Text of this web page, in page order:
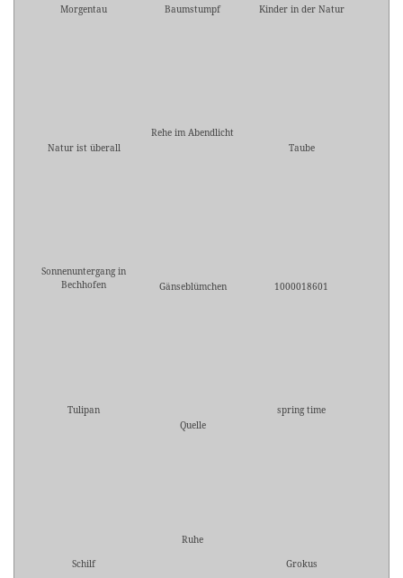
Morgentau Baumstumpf Kinder in der Natur
Natur ist überall
Rehe im Abendlicht
Taube
Sonnenuntergang in
Bechhofen
Gänseblümchen 1000018601
Tulipan
Quelle
spring time
Schilf
Ruhe
Grokus